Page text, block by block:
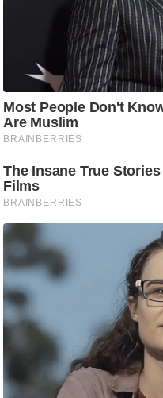
N
e
w
s
इ
फ
इ
ल
टे
क्नॉ
लॉ
जी
टी